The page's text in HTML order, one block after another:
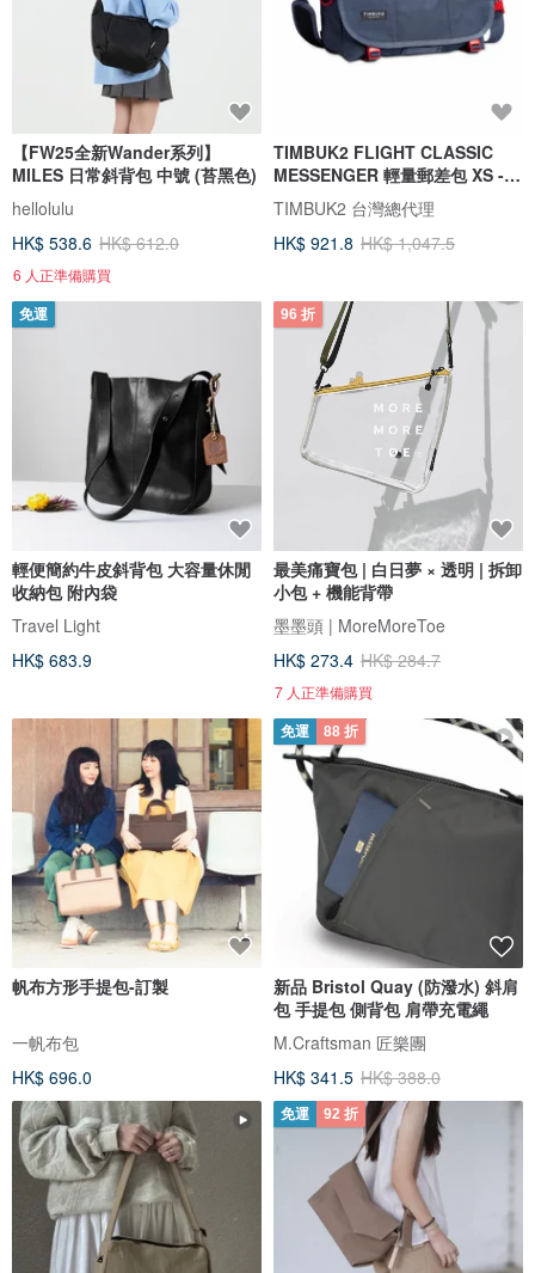
【FW25全新Wander系列】
MILES 日常斜背包 中號 (苔黑色)
hellolulu
HK$ 538.6 HK$ 612.0
6 人正準備購買
TIMBUK2 FLIGHT CLASSIC
MESSENGER 輕量郵差包 XS -
灰色
TIMBUK2 台灣總代理
HK$ 921.8 HK$ 1,047.5
免運
輕便簡約牛皮斜背包 大容量休閒
收納包 附內袋
Travel Light
HK$ 683.9
96 折
最美痛寶包 | 白日夢 × 透明 | 拆卸
小包 + 機能背帶
墨墨頭 | MoreMoreToe
HK$ 273.4 HK$ 284.7
7 人正準備購買
帆布方形手提包-訂製
一帆布包
HK$ 696.0
免運 88 折
新品 Bristol Quay (防潑水) 斜肩
包 手提包 側背包 肩帶充電繩
M.Craftsman 匠樂團
HK$ 341.5 HK$ 388.0
免運 92 折